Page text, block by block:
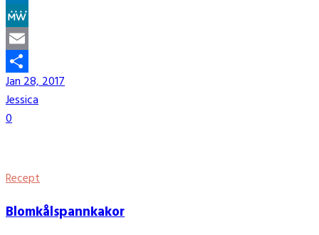
LinkedIn
MeWe
Email
Share
Jan 28, 2017
Jessica
0
Recept
Blomkålspannkakor